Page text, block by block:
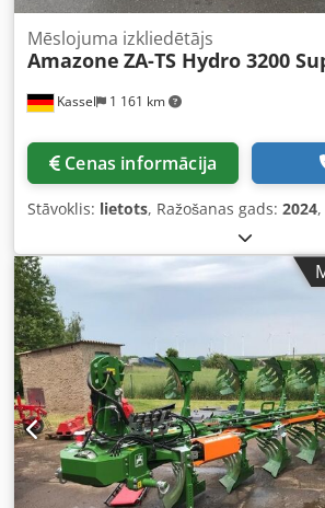
Kassel 1 161 km
Mēslojuma izkliedētājs
Amazone ZA-TS Hydro 3200
Cenas informācija
Stāvoklis: lietots, Ražošanas gads: 2024,